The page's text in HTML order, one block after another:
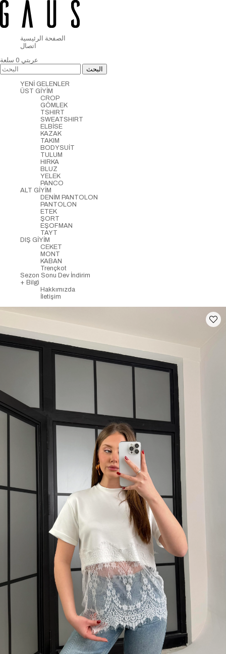
الصفحة الرئيسية
اتصال
عربتي 0 سلعة
YENİ GELENLER
ÜST GİYİM
CROP
GÖMLEK
TSHIRT
SWEATSHIRT
ELBİSE
KAZAK
TAKIM
BODYSUİT
TULUM
HIRKA
BLUZ
YELEK
PANCO
ALT GİYİM
DENİM PANTOLON
PANTOLON
ETEK
ŞORT
EŞOFMAN
TAYT
DIŞ GİYİM
CEKET
MONT
KABAN
Trençkot
Sezon Sonu Dev İndirim
+ Bilgi
Hakkımızda
İletişim